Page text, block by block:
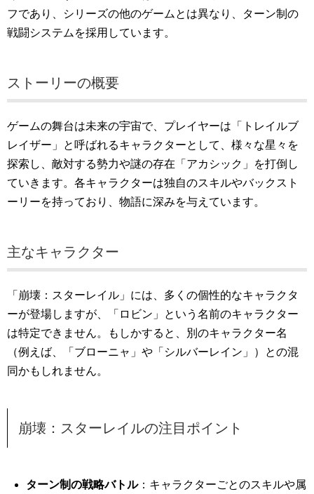
フであり、シリーズの他のゲームとは異なり、ターン制の
戦闘システムを採用しています。
ストーリーの概要
ゲームの舞台は未来の宇宙で、プレイヤーは「トレイルブ
レイザー」と呼ばれるキャラクターとして、様々な星々を
探索し、敵対する勢力や謎の存在「アカシック」を打倒し
ていきます。各キャラクターは独自のスキルやバックスト
ーリーを持っており、物語に深みを与えています。
主なキャラクター
「崩壊：スターレイル」には、多くの個性的なキャラクタ
ーが登場しますが、「ロビン」という名前のキャラクター
は特定できません。もしかすると、別のキャラクター名
（例えば、「ブローニャ」や「シルバーレイン」）との混
同かもしれません。
崩壊：スターレイルの注目ポイント
ターン制の戦略バトル：キャラクターごとのスキルや属